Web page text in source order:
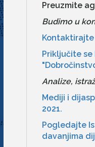
Preuzmite
Budimo u
Kontaktirajte
Priključite se
Analize,
Mediji i
2021.
Pogledajte
davanjima